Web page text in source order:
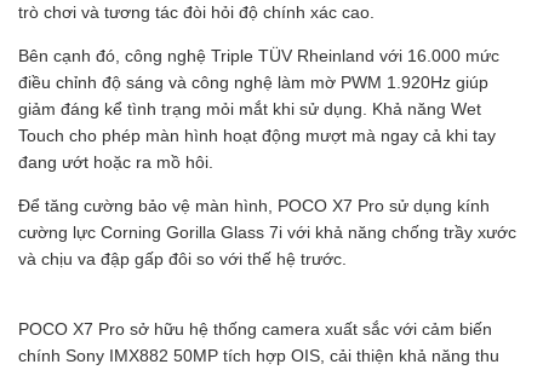
trò chơi và tương tác đòi hỏi độ chính xác cao.
Bên cạnh đó, công nghệ Triple TÜV Rheinland với 16.000 mức
điều chỉnh độ sáng và công nghệ làm mờ PWM 1.920Hz giúp
giảm đáng kể tình trạng mỏi mắt khi sử dụng. Khả năng Wet
Touch cho phép màn hình hoạt động mượt mà ngay cả khi tay
đang ướt hoặc ra mồ hôi.
Để tăng cường bảo vệ màn hình, POCO X7 Pro sử dụng kính
cường lực Corning Gorilla Glass 7i với khả năng chống trầy xước
và chịu va đập gấp đôi so với thế hệ trước.
POCO X7 Pro sở hữu hệ thống camera xuất sắc với cảm biến
chính Sony IMX882 50MP tích hợp OIS, cải thiện khả năng thu